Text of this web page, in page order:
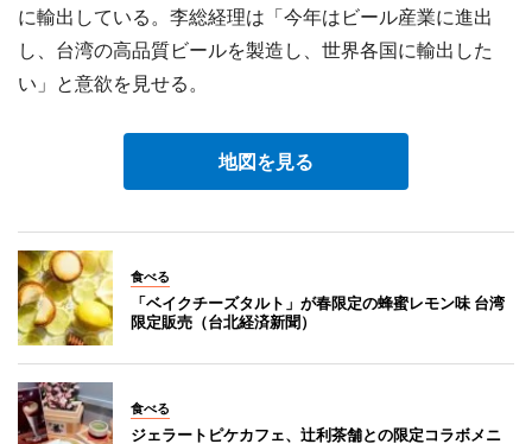
に輸出している。李総経理は「今年はビール産業に進出
し、台湾の高品質ビールを製造し、世界各国に輸出した
い」と意欲を見せる。
地図を見る
食べる
「ベイクチーズタルト」が春限定の蜂蜜レモン味 台湾
限定販売（台北経済新聞）
食べる
ジェラートピケカフェ、辻利茶舗との限定コラボメニ